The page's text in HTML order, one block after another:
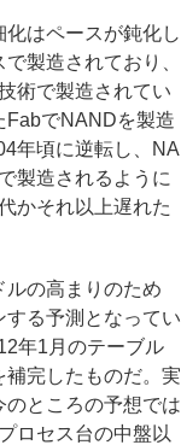
はペースが鈍化し
製造されており、
術で製造されてい
FabでNANDを製造
年頃に逆転し、NA
製造されるように
かそれ以上遅れた
の高まりのため
る予測となってい
年1月のテーブル
完したものだ。実
ところの予想では
ロセス台の中盤以